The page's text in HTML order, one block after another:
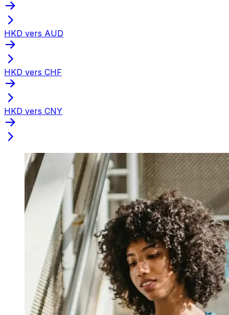
HKD vers AUD
HKD vers CHF
HKD vers CNY